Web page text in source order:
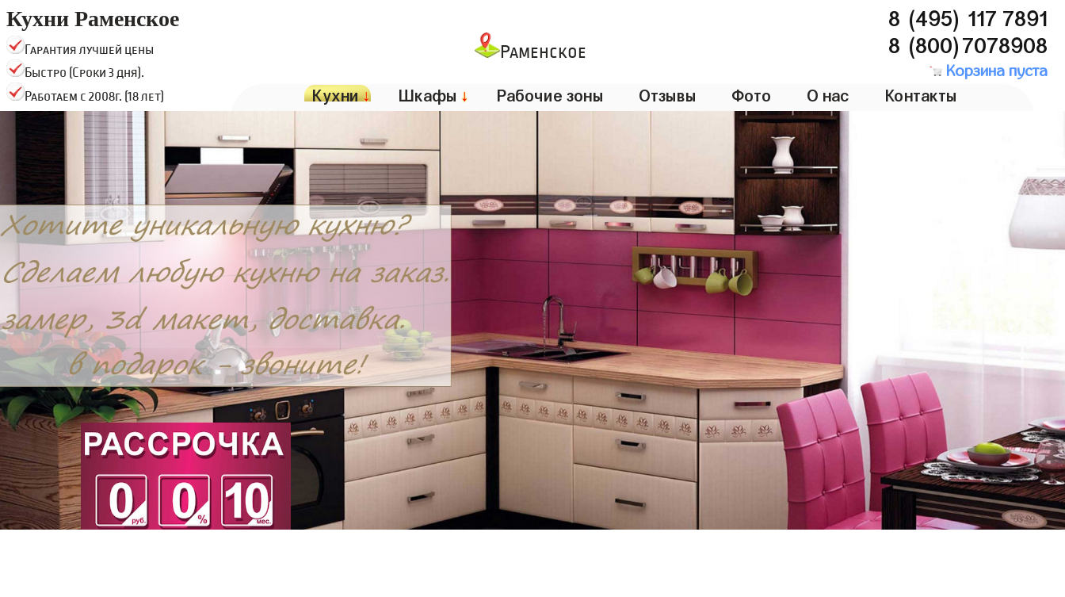
Кухни Раменское
Гарантия лучшей цены
Быстро (Сроки 3 дня).
Работаем с 2008г. (18 лет)
Раменское
8 (495) 117 7891
8 (800)7078908
Корзина пуста
Кухни↓ Шкафы ↓ Рабочие зоны Отзывы Фото О нас Контакты